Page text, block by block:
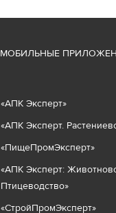
МОБИЛЬНЫЕ
«АПК Эксперт»
«АПК Эксперт.
«ПищеПромЭксперт»
«АПК Эксперт: Животнов
Птицеводство»
«СтройПромЭксперт»